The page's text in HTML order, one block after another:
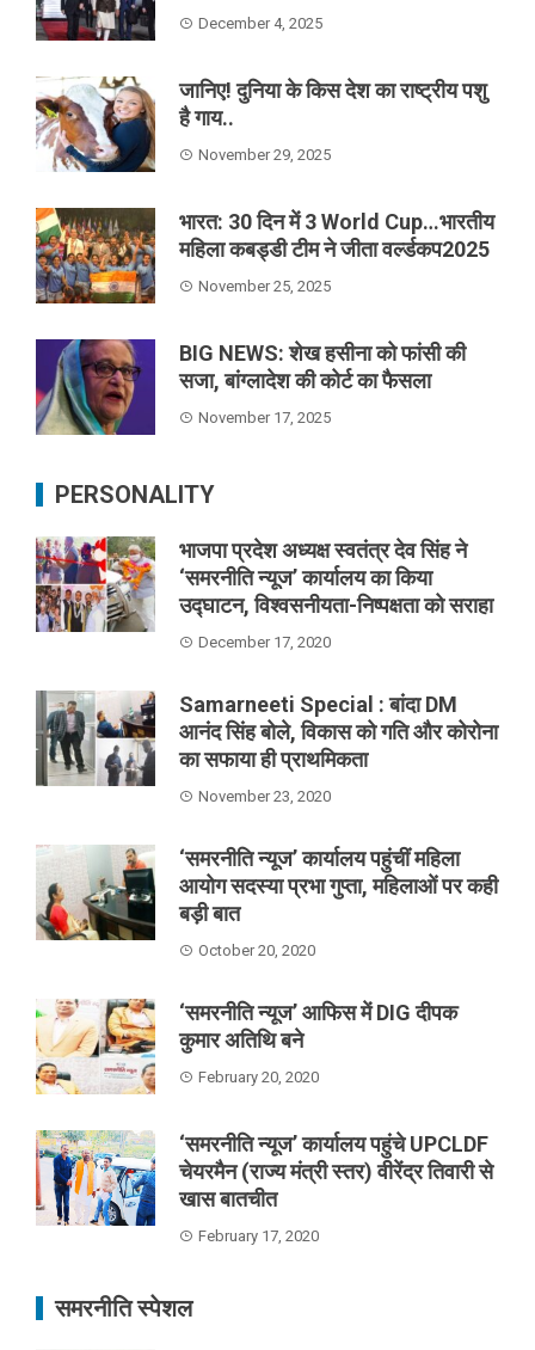
December 4, 2025
जानिए! दुनिया के किस देश का राष्ट्रीय पशु
है गाय..
November 29, 2025
भारत: 30 दिन में 3 World Cup…भारतीय
महिला कबड्डी टीम ने जीता वर्ल्डकप2025
November 25, 2025
BIG NEWS: शेख हसीना को फांसी की
सजा, बांग्लादेश की कोर्ट का फैसला
November 17, 2025
PERSONALITY
भाजपा प्रदेश अध्यक्ष स्वतंत्र देव सिंह ने
‘समरनीति न्यूज’ कार्यालय का किया
उद्घाटन, विश्वसनीयता-निष्पक्षता को सराहा
December 17, 2020
Samarneeti Special : बांदा DM
आनंद सिंह बोले, विकास को गति और कोरोना
का सफाया ही प्राथमिकता
November 23, 2020
‘समरनीति न्यूज’ कार्यालय पहुंचीं महिला
आयोग सदस्या प्रभा गुप्ता, महिलाओं पर कही
बड़ी बात
October 20, 2020
‘समरनीति न्यूज’ आफिस में DIG दीपक
कुमार अतिथि बने
February 20, 2020
‘समरनीति न्यूज’ कार्यालय पहुंचे UPCLDF
चेयरमैन (राज्य मंत्री स्तर) वीरेंद्र तिवारी से
खास बातचीत
February 17, 2020
समरनीति स्पेशल